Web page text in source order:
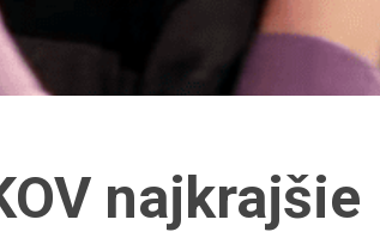
najkrajšie